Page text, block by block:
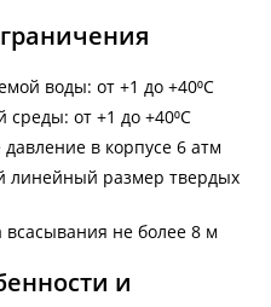
воды: от +1 до +40⁰С
от +1 до +40⁰С
в корпусе 6 атм
линейный размер твердых
не более 8 м
и